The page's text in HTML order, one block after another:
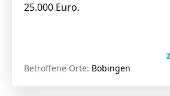
25.000 Euro.
Betroffene Orte: Böbingen